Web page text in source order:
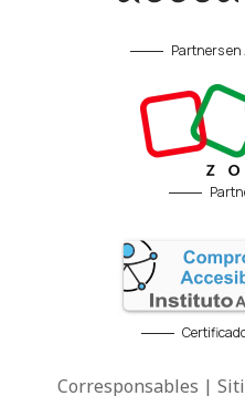
Partners en
Corresponsables |